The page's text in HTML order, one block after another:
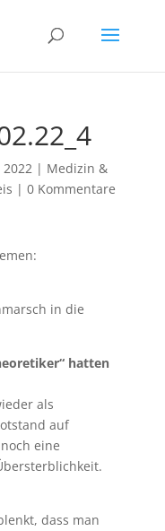
| Medizin &
| 0 Kommentare
in die
hatten
als
auf
eine
dass man